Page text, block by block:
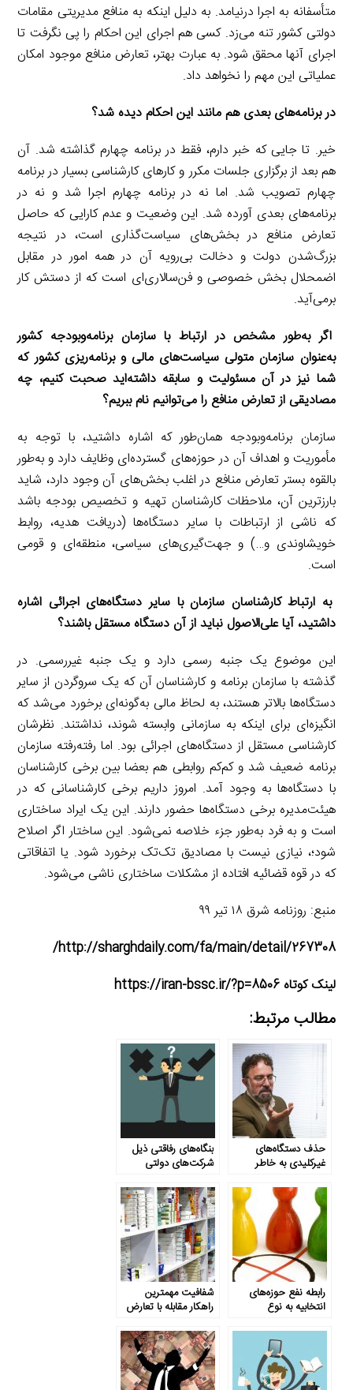
متأسفانه به اجرا درنیامد. به دلیل اینکه به منافع مدیریتی مقامات
دولتی کشور تنه می‌زد. کسی هم اجرای این احکام را پی نگرفت تا
اجرای آنها محقق شود. به عبارت بهتر، تعارض منافع موجود امکان
عملیاتی این مهم را نخواهد داد.
در برنامه‌های بعدی هم مانند این احکام دیده شد؟
خیر. تا جایی که خبر دارم، فقط در برنامه چهارم گذاشته شد. آن‌
هم بعد از برگزاری جلسات مکرر و کارهای کارشناسی بسیار در برنامه
چهارم تصویب شد. اما نه در برنامه چهارم اجرا شد و نه در
برنامه‌های بعدی آورده شد. این وضعیت و عدم کارایی که حاصل
تعارض منافع در بخش‌های سیاست‌گذاری است، در نتیجه
بزرگ‌شدن دولت و دخالت بی‌رویه آن در همه امور در مقابل
اضمحلال بخش خصوصی و فن‌سالاری‌ای است که از دستش کار
برمی‌آید.
اگر به‌طور مشخص در ارتباط با سازمان برنامه‌و‌بودجه کشور
به‌عنوان سازمان متولی سیاست‌های مالی و برنامه‌ریزی کشور که
شما نیز در آن مسئولیت و سابقه داشته‌اید صحبت کنیم، چه
مصادیقی از تعارض منافع را می‌توانیم نام ببریم؟
سازمان برنامه‌وبودجه همان‌طور که اشاره داشتید، با توجه به
مأموریت و اهداف آن در حوزه‌های گسترده‌ای وظایف دارد و به‌طور
بالقوه بستر تعارض منافع در اغلب بخش‌های آن وجود دارد، شاید
بارزترین آن، ملاحظات کارشناسان تهیه و تخصیص بودجه باشد
که ناشی از ارتباطات با سایر دستگاه‌ها (دریافت هدیه، روابط
خویشاوندی و…) و جهت‌گیری‌های سیاسی، منطقه‌ای و قومی
است.
به ارتباط کارشناسان سازمان با سایر دستگاه‌های اجرائی اشاره
داشتید، آیا علی‌الاصول نباید از آن دستگاه مستقل باشند؟
این موضوع یک جنبه رسمی دارد و یک جنبه غیررسمی. در
گذشته با سازمان برنامه‌ و کارشناسان آن که یک سر‌وگردن از سایر
دستگاه‌ها بالاتر هستند، به لحاظ مالی به‌گونه‌ای برخورد می‌شد که
انگیزه‌ای برای اینکه به سازمانی وابسته شوند، نداشتند. نظرشان
کارشناسی مستقل از دستگا‌ه‌های اجرائی بود. اما رفته‌رفته سازمان
برنامه ضعیف شد و کم‌کم روابطی هم بعضا بین برخی کارشناسان
با دستگاه‌ها به وجود آمد. امروز داریم برخی کارشناسانی که در
هیئت‌مدیره برخی دستگا‌ه‌ها حضور دارند. این یک ایراد ساختاری
است و به فرد به‌طور جزء خلاصه نمی‌شود. این ساختار اگر اصلاح
شود؛، نیازی نیست با مصادیق تک‌تک برخورد شود. یا اتفاقاتی
که در قوه قضائیه افتاده از مشکلات ساختاری ناشی می‌شود.
منبع: روزنامه شرق ۱۸ تیر ۹۹
http://sharghdaily.com/fa/main/detail/267308/
لینک کوتاه https://iran-bssc.ir/?p=8506
مطالب مرتبط:
حذف دستگاه‌های
غیرکلیدی به خاطر
بنگاه‌های رفاقتی ذیل
شرکت‌های دولتی‌
رابطه نفع حوزه‌های
انتخابیه به نوع
شفافیت مهمترین
راهکار مقابله با تعارض